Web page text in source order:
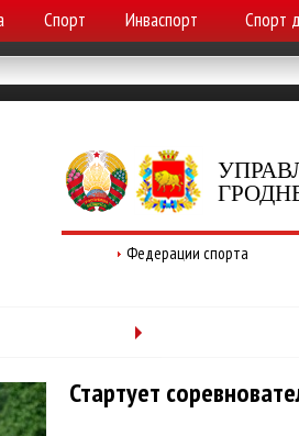
Спорт Инваспорт Спорт
Федерации спорта
Стартует